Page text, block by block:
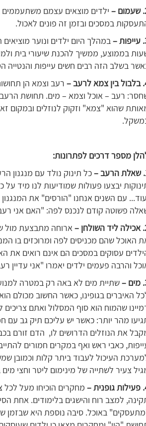
–
ילדים מוצאים עצמם משתעממים
במסכים ובזמן זה פונים לאכול.
–
בממוצע, ממשיך להכנת שיעורי בית
בשלב הזה רבים חשים עייפות
–
רעב וצמא הן
רעב – אוכל וצמא – מים. תחושת
שהוא "צמא" וזקוק לנוזלים ובמקום
מספר דרכים לפתרונות:
–
כל תינוק נולד עם מנגנון
יבצעו פעולות שמודיעות לנו מיד
עם השנים אנחנו "הורסים" את
פשוטה קודם לנכנס לפה: "האם אני
–
ארוחה מתבצעת מול
האוכל שהם מכניסים לפה ומרוכזים בו
עסוקים במסכים הם אינם רואים את
והרבה פעמים ילדים יאמרו "אני
–
שתיית מים לא באה רק במטרה
האיברים בגופינו, כאשר החשוב מכולם
שהמוח הוא סוף המסלול ואתם
מהר יותר: כאשר יש עליכם תיק גב עם
את הנוזלים הדרושים לו, הדם זורם
כאבי ראש ואף במקרים חמורים
העיכול לעבוד ביתר קלות וכמובן
צעיר לשתייה של מינימום ליטר וחצי מים
–
מחקרים הוכיחו מעל
למצב רוח והישגים בלימודים. אחת
באוכל. סיבה נוספת היא שבזמן